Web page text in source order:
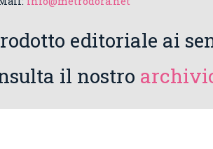
editoriale ai
il nostro